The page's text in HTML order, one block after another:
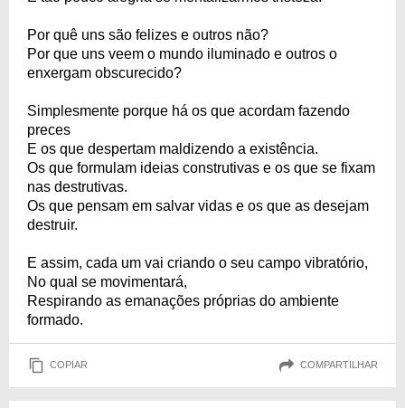
Por quê uns são felizes e outros não?
Por que uns veem o mundo iluminado e outros o
enxergam obscurecido?
Simplesmente porque há os que acordam fazendo
preces
E os que despertam maldizendo a existência.
Os que formulam ideias construtivas e os que se fixam
nas destrutivas.
Os que pensam em salvar vidas e os que as desejam
destruir.
E assim, cada um vai criando o seu campo vibratório,
No qual se movimentará,
Respirando as emanações próprias do ambiente
formado.
COPIAR COMPARTILHAR